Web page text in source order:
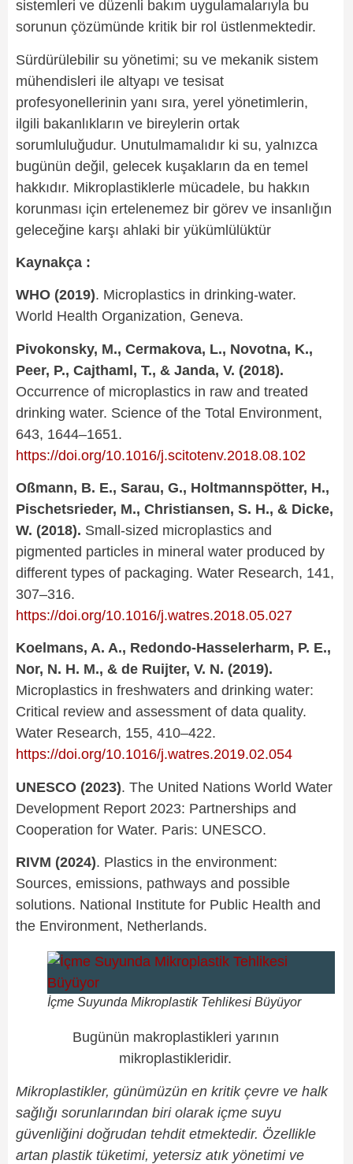
sistemleri ve düzenli bakım uygulamalarıyla bu
sorunun çözümünde kritik bir rol üstlenmektedir.
Sürdürülebilir su yönetimi; su ve mekanik sistem
mühendisleri ile altyapı ve tesisat
profesyonellerinin yanı sıra, yerel yönetimlerin,
ilgili bakanlıkların ve bireylerin ortak
sorumluluğudur. Unutulmamalıdır ki su, yalnızca
bugünün değil, gelecek kuşakların da en temel
hakkıdır. Mikroplastiklerle mücadele, bu hakkın
korunması için ertelenemez bir görev ve insanlığın
geleceğine karşı ahlaki bir yükümlülüktür
Kaynakça :
WHO (2019). Microplastics in drinking-water.
World Health Organization, Geneva.
Pivokonsky, M., Cermakova, L., Novotna, K.,
Peer, P., Cajthaml, T., & Janda, V. (2018).
Occurrence of microplastics in raw and treated
drinking water. Science of the Total Environment,
643, 1644–1651.
https://doi.org/10.1016/j.scitotenv.2018.08.102
Oßmann, B. E., Sarau, G., Holtmannspötter, H.,
Pischetsrieder, M., Christiansen, S. H., & Dicke,
W. (2018). Small-sized microplastics and
pigmented particles in mineral water produced by
different types of packaging. Water Research, 141,
307–316.
https://doi.org/10.1016/j.watres.2018.05.027
Koelmans, A. A., Redondo-Hasselerharm, P. E.,
Nor, N. H. M., & de Ruijter, V. N. (2019).
Microplastics in freshwaters and drinking water:
Critical review and assessment of data quality.
Water Research, 155, 410–422.
https://doi.org/10.1016/j.watres.2019.02.054
UNESCO (2023). The United Nations World Water
Development Report 2023: Partnerships and
Cooperation for Water. Paris: UNESCO.
RIVM (2024). Plastics in the environment:
Sources, emissions, pathways and possible
solutions. National Institute for Public Health and
the Environment, Netherlands.
İçme Suyunda Mikroplastik Tehlikesi Büyüyor
Bugünün makroplastikleri yarının
mikroplastikleridir.
Mikroplastikler, günümüzün en kritik çevre ve halk
sağlığı sorunlarından biri olarak içme suyu
güvenliğini doğrudan tehdit etmektedir. Özellikle
artan plastik tüketimi, yetersiz atık yönetimi ve